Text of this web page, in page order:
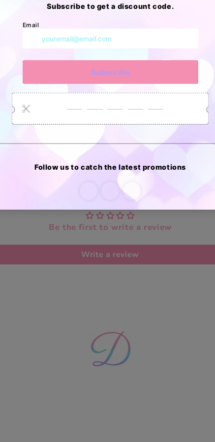
70
Customer Reviews
Be the first to write a review
Write a review